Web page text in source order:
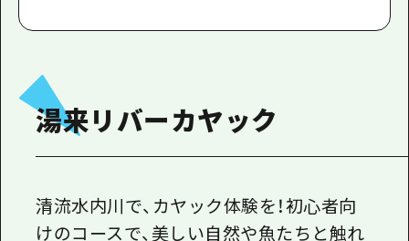
湯来リバーカヤック
清流水内川で、カヤック体験を！初心者向
けのコースで、美しい自然や魚たちと触れ